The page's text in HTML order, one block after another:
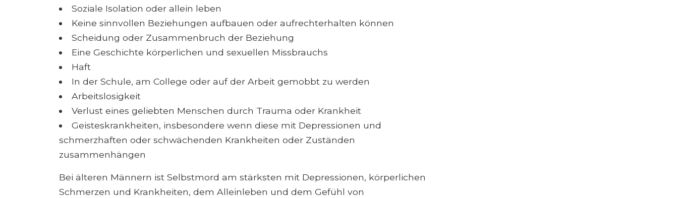
Soziale Isolation oder allein leben
Keine sinnvollen Beziehungen aufbauen oder aufrechterhalten können
Scheidung oder Zusammenbruch der Beziehung
Eine Geschichte körperlichen und sexuellen Missbrauchs
Haft
In der Schule, am College oder auf der Arbeit gemobbt zu werden
Arbeitslosigkeit
Verlust eines geliebten Menschen durch Trauma oder Krankheit
Geisteskrankheiten, insbesondere wenn diese mit Depressionen und
schmerzhaften oder schwächenden Krankheiten oder Zuständen
zusammenhängen
Bei älteren Männern ist Selbstmord am stärksten mit Depressionen, körperlichen
Schmerzen und Krankheiten, dem Alleinleben und dem Gefühl von